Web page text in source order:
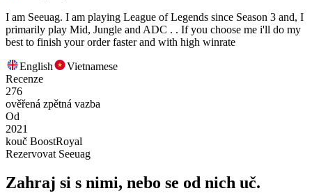
I am Seeuag. I am playing League of Legends since Season 3 and, I
primarily play Mid, Jungle and ADC . . If you choose me i'll do my
best to finish your order faster and with high winrate
English
Vietnamese
Recenze
276
ověřená zpětná vazba
Od
2021
kouč BoostRoyal
Rezervovat Seeuag
Zahraj si s nimi, nebo se od nich uč.